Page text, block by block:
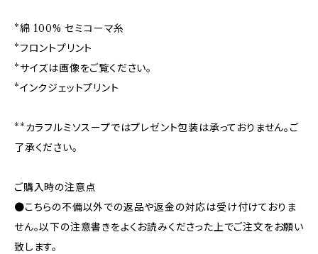
*綿 100% セミコーマ糸
*フロントプリント
*サイズは画像をご覧ください。
*インクジェットプリント
**カラフルミソスープではプレゼント包装は承っておりません。ご
了承ください。
ご購入時の注意点
●こちらの不備以外での返品や返金の対応は受け付けておりま
せん。以下の注意書きをよくお読みくださった上でご注文をお願い
致します。